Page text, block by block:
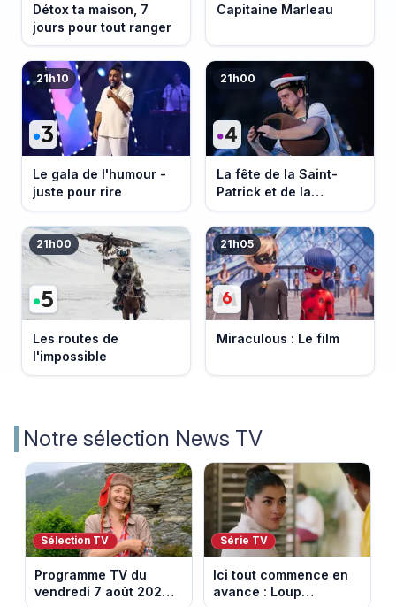
Détox ta maison, 7
jours pour tout ranger
Capitaine Marleau
21h10
Le gala de l'humour -
juste pour rire
21h00
La fête de la Saint-
Patrick et de la
Bretagne
21h00
Les routes de
l'impossible
21h05
Miraculous : Le film
Notre sélection News TV
Sélection TV
Programme TV du
vendredi 7 août 2026 :
Série TV
Ici tout commence en
avance : Loup